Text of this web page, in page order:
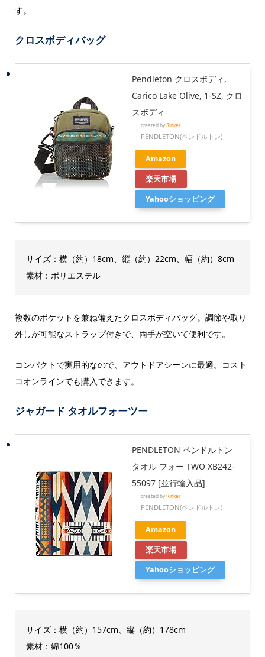
す。
クロスボディバッグ
Pendleton クロスボディ,
Carico Lake Olive, 1-SZ, クロ
スボディ
created byRinker
PENDLETON(ペンドルトン)
Amazon
楽天市場
Yahooショッピング
サイズ：横（約）18cm、縦（約）22cm、幅（約）8cm
素材：ポリエステル
複数のポケットを兼ね備えたクロスボディバッグ。調節や取り
外しが可能なストラップ付きで、両手が空いて便利です。
コンパクトで実用的なので、アウトドアシーンに最適。コスト
コオンラインでも購入できます。
ジャガード タオルフォーツー
PENDLETON ペンドルトン
タオル フォー TWO XB242-
55097 [並行輸入品]
created by Rinker
PENDLETON(ペンドルトン)
Amazon
楽天市場
Yahooショッピング
サイズ：横（約）157cm、縦（約）178cm
素材：綿100％